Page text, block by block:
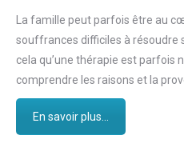
La famille peut parfois être au
souffrances difficiles à résoudre
cela qu’une thérapie est parfois
comprendre les raisons et la
En savoir plus...